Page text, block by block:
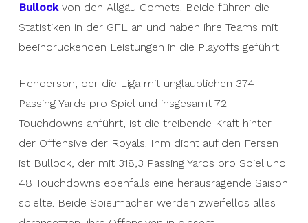
Bullockvon den Allgäu Comets. Beide führen die
Statistiken in der GFL an und haben ihre Teams mit
beeindruckenden Leistungen in die Playoffs geführt.
Henderson, der die Liga mit unglaublichen 374
Passing Yards pro Spiel und insgesamt 72
Touchdowns anführt, ist die treibende Kraft hinter
der Offensive der Royals. Ihm dicht auf den Fersen
ist Bullock, der mit 318,3 Passing Yards pro Spiel und
48 Touchdowns ebenfalls eine herausragende Saison
spielte. Beide Spielmacher werden zweifellos alles